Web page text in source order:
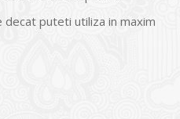
puteti utiliza in maxim